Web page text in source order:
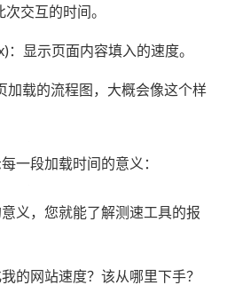
交互的时间。
显示页面内容填入的速度。
载的流程图，大概会像这个样
一段加载时间的意义：
义，您就能了解测速工具的报
的网站速度？该从哪里下手？